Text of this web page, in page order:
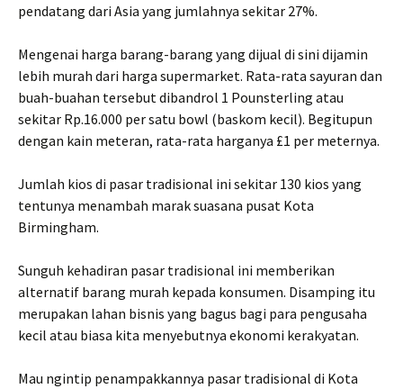
pendatang dari Asia yang jumlahnya sekitar 27%.
Mengenai harga barang-barang yang dijual di sini dijamin
lebih murah dari harga supermarket. Rata-rata sayuran dan
buah-buahan tersebut dibandrol 1 Pounsterling atau
sekitar Rp.16.000 per satu bowl (baskom kecil). Begitupun
dengan kain meteran, rata-rata harganya £1 per meternya.
Jumlah kios di pasar tradisional ini sekitar 130 kios yang
tentunya menambah marak suasana pusat Kota
Birmingham.
Sunguh kehadiran pasar tradisional ini memberikan
alternatif barang murah kepada konsumen. Disamping itu
merupakan lahan bisnis yang bagus bagi para pengusaha
kecil atau biasa kita menyebutnya ekonomi kerakyatan.
Mau ngintip penampakkannya pasar tradisional di Kota